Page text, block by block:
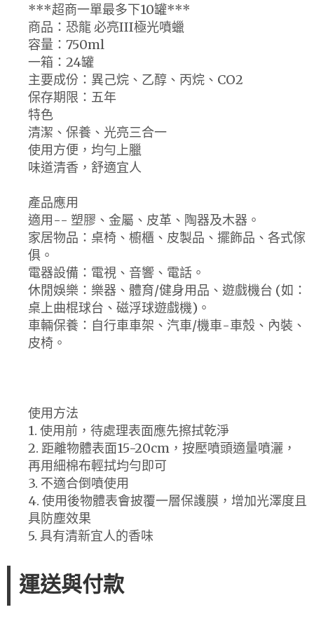
***超商一單最多下10罐***
商品：恐龍 必亮III極光噴蠟
容量：750ml
一箱：24罐
主要成份：異己烷、乙醇、丙烷、CO2
保存期限：五年
特色
清潔、保養、光亮三合一
使用方便，均勻上臘
味道清香，舒適宜人
產品應用
適用-- 塑膠、金屬、皮革、陶器及木器。
家居物品：桌椅、櫥櫃、皮製品、擺飾品、各式傢
俱。
電器設備：電視、音響、電話。
休閒娛樂：樂器、體育/健身用品、遊戲機台 (如：
桌上曲棍球台、磁浮球遊戲機)。
車輛保養：自行車車架、汽車/機車-車殼、內裝、
皮椅。
使用方法
1. 使用前，待處理表面應先擦拭乾淨
2. 距離物體表面15-20cm，按壓噴頭適量噴灑，
再用細棉布輕拭均勻即可
3. 不適合倒噴使用
4. 使用後物體表會披覆一層保護膜，增加光澤度且
具防塵效果
5. 具有清新宜人的香味
運送與付款